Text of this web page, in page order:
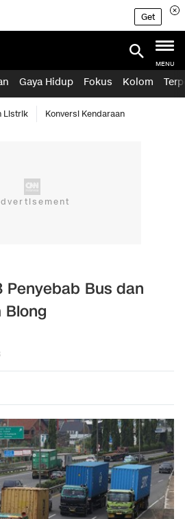
Get
MENU
Gaya Hidup Fokus Kolom
Listrik Konversi Kendaraan
Penyebab Bus dan
Blong